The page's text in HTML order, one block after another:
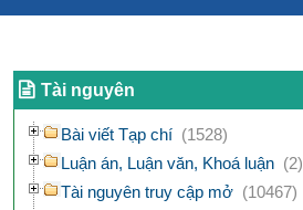
Tài nguyên
Bài viết Tạp chí (1528)
Luận án, Luận văn, Khoá luận (2)
Tài nguyên truy cập mở (10467)